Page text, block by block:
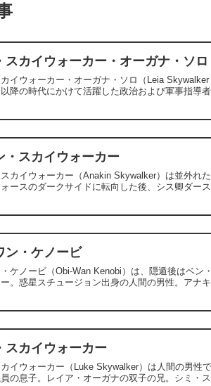
スカイウォーカー・オーガナ・ソロ
イウォーカー・オーガナ・ソロ（Leia
降の時代にかけて活躍した政治および軍事指導
・スカイウォーカー
カイウォーカー（Anakin Skywalker）は並外れ
ースのダークサイドに転向した後、シス卿ダー
ン・ケノービ
ケノービ（Obi-Wan Kenobi）は、隠遁後はベ
。惑星スチュージョン出身の人間の男性。アナ
スカイウォーカー
イウォーカー（Luke Skywalker）は人間の男性
の息子。レイア・オーガナの双子の兄。シミ・